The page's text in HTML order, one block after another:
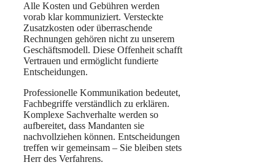
Alle Kosten und Gebühren werden
vorab klar kommuniziert. Versteckte
Zusatzkosten oder überraschende
Rechnungen gehören nicht zu unserem
Geschäftsmodell. Diese Offenheit schafft
Vertrauen und ermöglicht fundierte
Entscheidungen.
Professionelle Kommunikation bedeutet,
Fachbegriffe verständlich zu erklären.
Komplexe Sachverhalte werden so
aufbereitet, dass Mandanten sie
nachvollziehen können. Entscheidungen
treffen wir gemeinsam – Sie bleiben stets
Herr des Verfahrens.